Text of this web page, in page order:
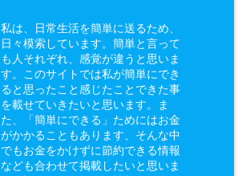
私は、日常生活を簡単に送るため、
日々模索しています。簡単と言って
も人それぞれ、感覚が違うと思いま
す。このサイトでは私が簡単にでき
ると思ったこと感じたことできた事
を載せていきたいと思います。ま
た、「簡単にできる」ためにはお金
がかかることもあります、そんな中
でもお金をかけずに節約できる情報
なども合わせて掲載したいと思いま